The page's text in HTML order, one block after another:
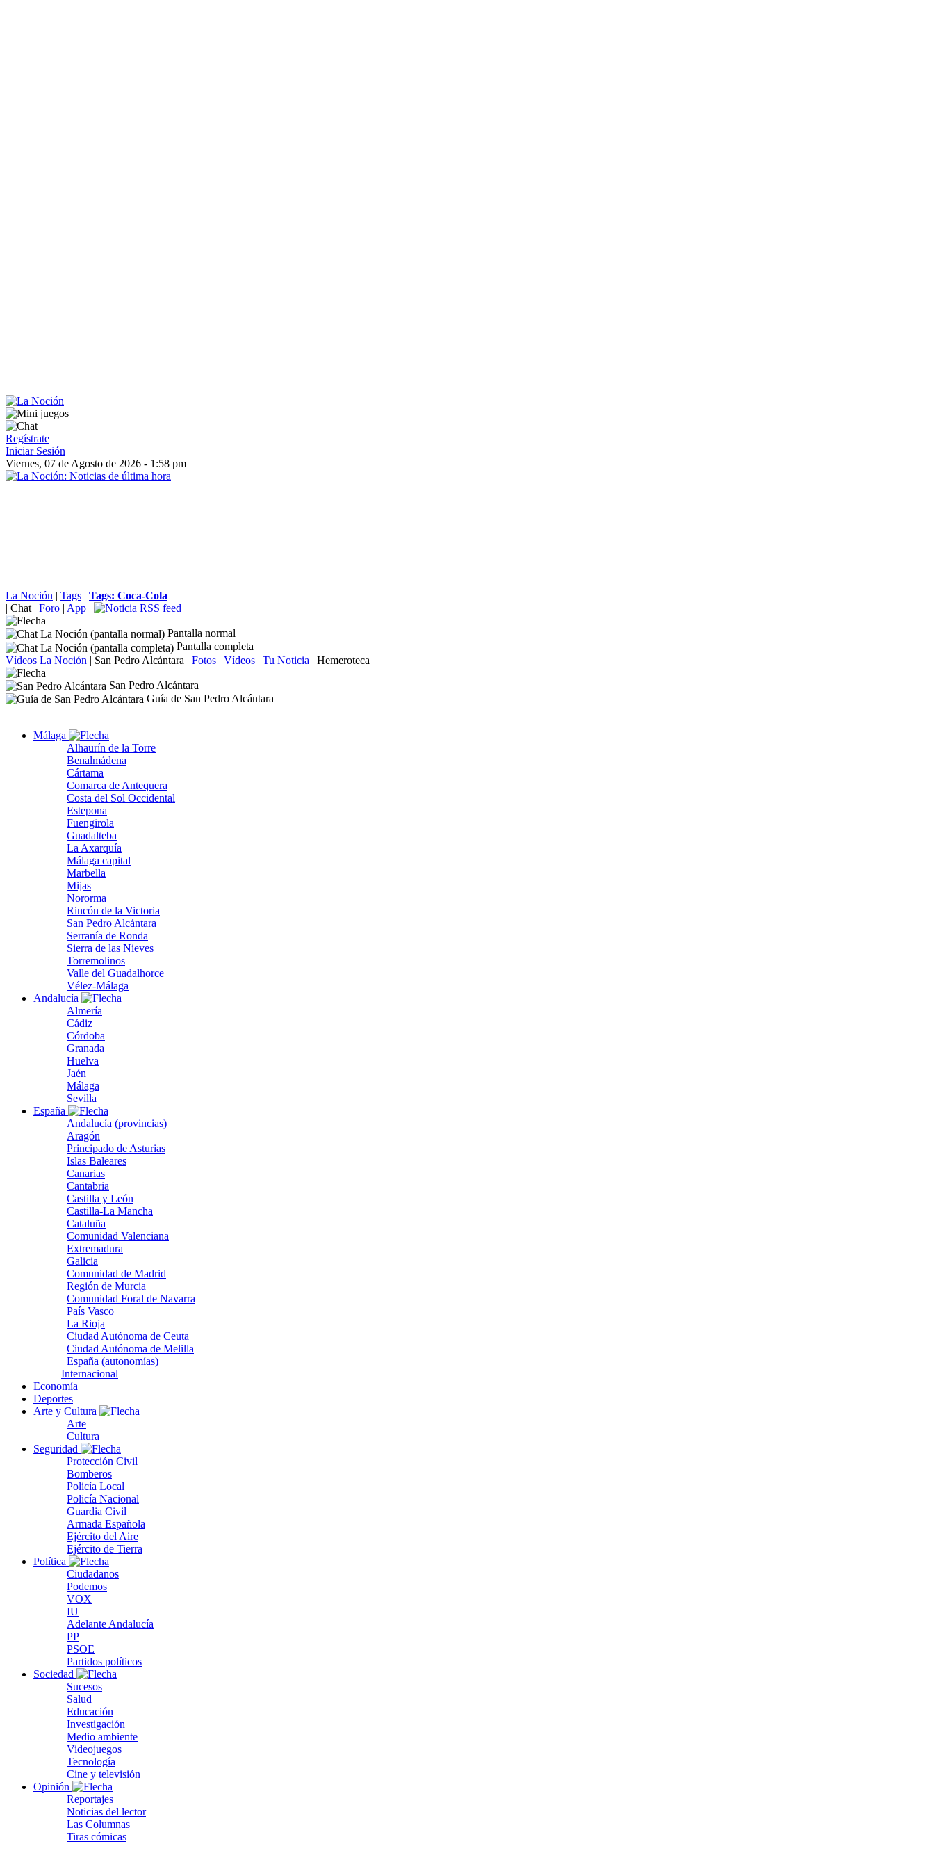
Regístrate
Iniciar Sesión
Viernes, 07 de Agosto de 2026 - 1:58 pm
La Noción | Tags | Tags: Coca-Cola
| Chat | Foro | App |
Pantalla normal
Pantalla completa
Vídeos La Noción | San Pedro Alcántara | Fotos | Vídeos | Tu Noticia | Hemeroteca
San Pedro Alcántara
Guía de San Pedro Alcántara
Málaga
Alhaurín de la Torre
Benalmádena
Cártama
Comarca de Antequera
Costa del Sol Occidental
Estepona
Fuengirola
Guadalteba
La Axarquía
Málaga capital
Marbella
Mijas
Nororma
Rincón de la Victoria
San Pedro Alcántara
Serranía de Ronda
Sierra de las Nieves
Torremolinos
Valle del Guadalhorce
Vélez-Málaga
Andalucía
Almería
Cádiz
Córdoba
Granada
Huelva
Jaén
Málaga
Sevilla
España
Andalucía (provincias)
Aragón
Principado de Asturias
Islas Baleares
Canarias
Cantabria
Castilla y León
Castilla-La Mancha
Cataluña
Comunidad Valenciana
Extremadura
Galicia
Comunidad de Madrid
Región de Murcia
Comunidad Foral de Navarra
País Vasco
La Rioja
Ciudad Autónoma de Ceuta
Ciudad Autónoma de Melilla
España (autonomías)
Internacional
Economía
Deportes
Arte y Cultura
Arte
Cultura
Seguridad
Protección Civil
Bomberos
Policía Local
Policía Nacional
Guardia Civil
Armada Española
Ejército del Aire
Ejército de Tierra
Política
Ciudadanos
Podemos
VOX
IU
Adelante Andalucía
PP
PSOE
Partidos políticos
Sociedad
Sucesos
Salud
Educación
Investigación
Medio ambiente
Videojuegos
Tecnología
Cine y televisión
Opinión
Reportajes
Noticias del lector
Las Columnas
Tiras cómicas